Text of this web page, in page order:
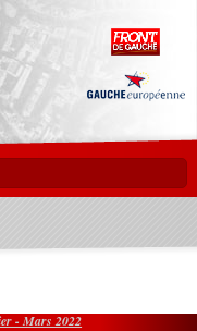
- Mars 2022